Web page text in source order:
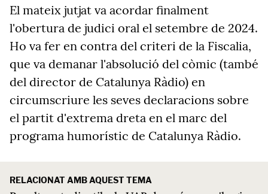
El mateix jutjat va acordar finalment
l'obertura de judici oral el setembre de 2024.
Ho va fer en contra del criteri de la Fiscalia,
que va demanar l'absolució del còmic (també
del director de Catalunya Ràdio) en
circumscriure les seves declaracions sobre
el partit d'extrema dreta en el marc del
programa humorístic de Catalunya Ràdio.
RELACIONAT AMB AQUEST TEMA